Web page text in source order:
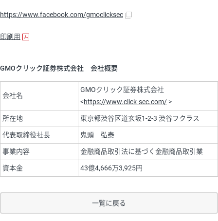
https://www.facebook.com/gmoclicksec
印刷用
GMOクリック証券株式会社 会社概要
会社名
GMOクリック証券株式会社
<https://www.click-sec.com/ >
所在地 東京都渋谷区道玄坂1-2-3 渋谷フクラス
代表取締役社長 鬼頭 弘泰
事業内容 金融商品取引法に基づく金融商品取引業
資本金 43億4,666万3,925円
一覧に戻る